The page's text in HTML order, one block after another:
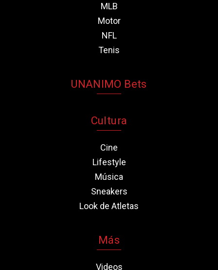
MLB
Motor
NFL
Tenis
UNANIMO Bets
Cultura
Cine
Lifestyle
Música
Sneakers
Look de Atletas
Más
Videos